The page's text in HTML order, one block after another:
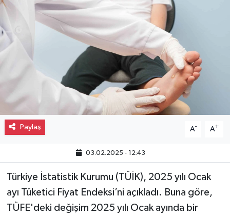
Paylaş A- A+
03.02.2025 - 12:43
Türkiye İstatistik Kurumu (TÜİK), 2025 yılı Ocak
ayı Tüketici Fiyat Endeksi’ni açıkladı. Buna göre,
TÜFE'deki değişim 2025 yılı Ocak ayında bir